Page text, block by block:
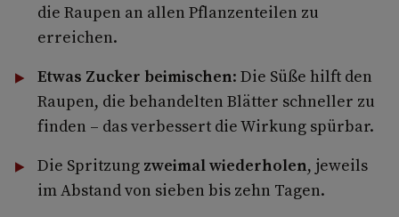
die Raupen an allen Pflanzenteilen zu
erreichen.
Etwas Zucker beimischen: Die Süße hilft den
Raupen, die behandelten Blätter schneller zu
finden – das verbessert die Wirkung spürbar.
Die Spritzung zweimal wiederholen, jeweils
im Abstand von sieben bis zehn Tagen.